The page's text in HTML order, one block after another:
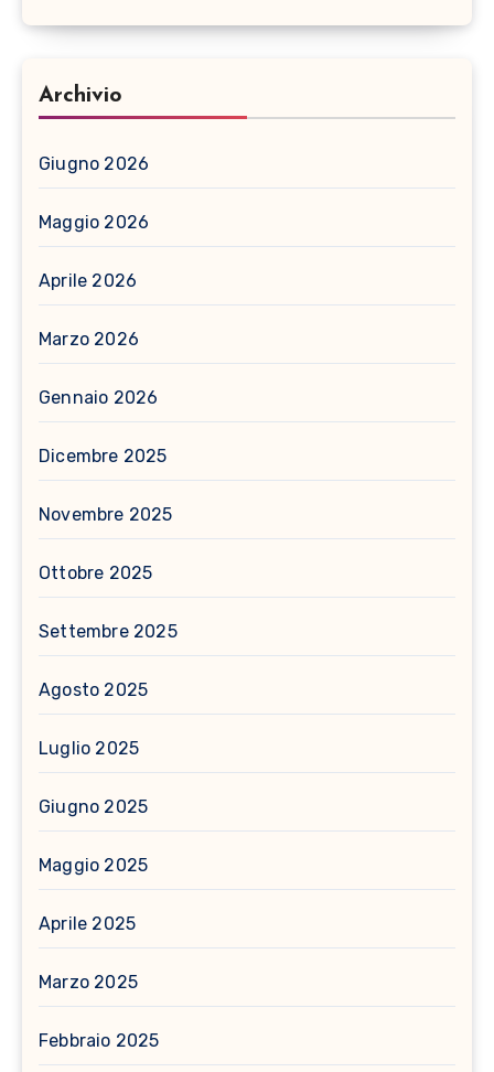
Archivio
Giugno 2026
Maggio 2026
Aprile 2026
Marzo 2026
Gennaio 2026
Dicembre 2025
Novembre 2025
Ottobre 2025
Settembre 2025
Agosto 2025
Luglio 2025
Giugno 2025
Maggio 2025
Aprile 2025
Marzo 2025
Febbraio 2025